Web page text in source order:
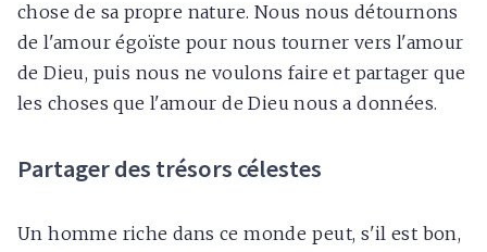
chose de sa propre nature. Nous nous détournons
de l'amour égoïste pour nous tourner vers l'amour
de Dieu, puis nous ne voulons faire et partager que
les choses que l'amour de Dieu nous a données.
Partager des trésors célestes
Un homme riche dans ce monde peut, s'il est bon,